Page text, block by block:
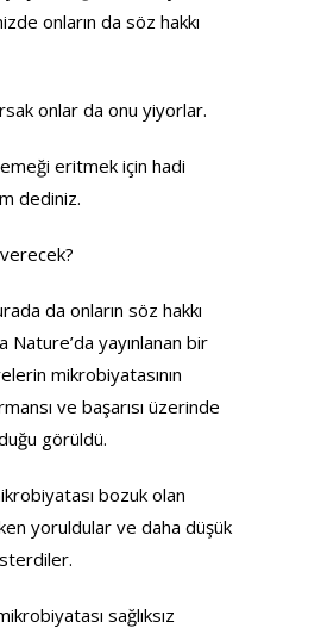
onların da söz hakkı
onlar da onu yiyorlar.
eritmek için hadi
dediniz.
da onların söz hakkı
Nature’da yayınlanan bir
mikrobiyatasının
ve başarısı üzerinde
görüldü.
bozuk olan
yoruldular ve daha düşük
sağlıksız